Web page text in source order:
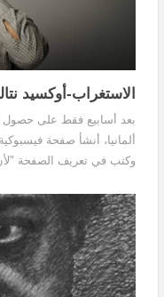
الاستغراب-أوكسيد
بعد أسابيع فقط على حصول
ألمانيا، أنشأ صفحة
وكتب في تعريف الصفحة "لأن